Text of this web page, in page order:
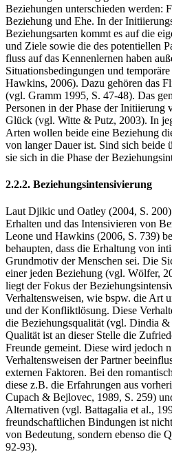
Beziehungen unterschieden werden:
Beziehung und Ehe. In der
Beziehungsarten kommt es auf die
und Ziele sowie die des potentiellen
fluss auf das Kennenlernen haben
Situationsbedingungen und
Hawkins, 2006). Dazu gehören das
(vgl. Gramm 1995, S. 47-48). Das
Personen in der Phase der Initiierung
Glück (vgl. Witte & Putz, 2003). In
Arten wollen beide eine Beziehung
von langer Dauer ist. Sind sich beide
sie sich in die Phase der
2.2.2. Beziehungsintensivierung
Laut Djikic und Oatley (2004, S.
Erhalten und das Intensivieren von
Leone und Hawkins (2006, S. 739)
behaupten, dass die Erhaltung von
Grundmotiv der Menschen sei. Die
einer jeden Beziehung (vgl. Wölfer,
liegt der Fokus der
Verhaltensweisen, wie bspw. die Art
und der Konfliktlösung. Diese
die Beziehungsqualität (vgl. Dindia
Qualität ist an dieser Stelle die
Freunde gemeint. Diese wird jedoch
Verhaltensweisen der Partner
externen Faktoren. Bei den
diese z.B. die Erfahrungen aus
Cupach & Bejlovec, 1989, S. 259)
Alternativen (vgl. Battagalia et al.,
freundschaftlichen Bindungen ist
von Bedeutung, sondern ebenso die
92-93).